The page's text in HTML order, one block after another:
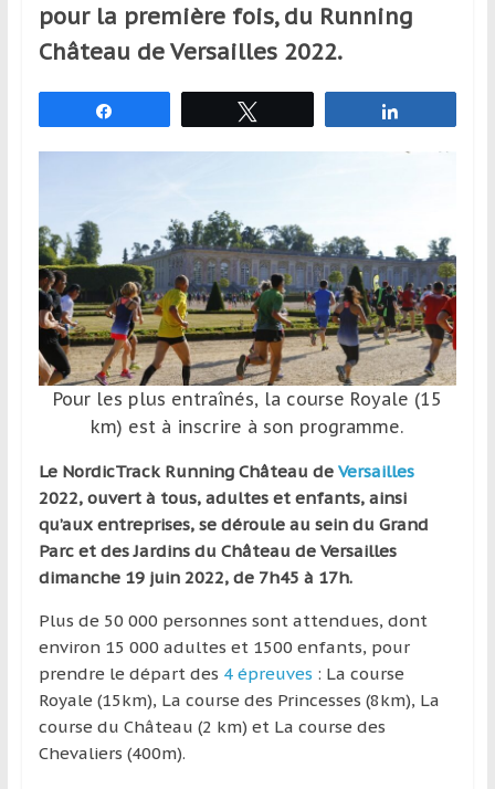
ou
simples
sport,
en
France
l’étranger
pour
assouvir
tout
en
profitant
de
découverte
culturelle
pays
d’une
pour la première fois, du Running
Château de Versailles 2022.
Pour les plus entraînés, la course Royale (15
km) est à inscrire à son programme.
Le NordicTrack Running Château de Versailles
2022, ouvert à tous, adultes et enfants, ainsi
qu’aux entreprises, se déroule au sein du Grand
Parc et des Jardins du Château de Versailles
dimanche 19 juin 2022, de 7h45 à 17h.
Plus de 50 000 personnes sont attendues, dont
environ 15 000 adultes et 1500 enfants, pour
prendre le départ des 4 épreuves : La course
Royale (15km), La course des Princesses (8km), La
course du Château (2 km) et La course des
Chevaliers (400m).